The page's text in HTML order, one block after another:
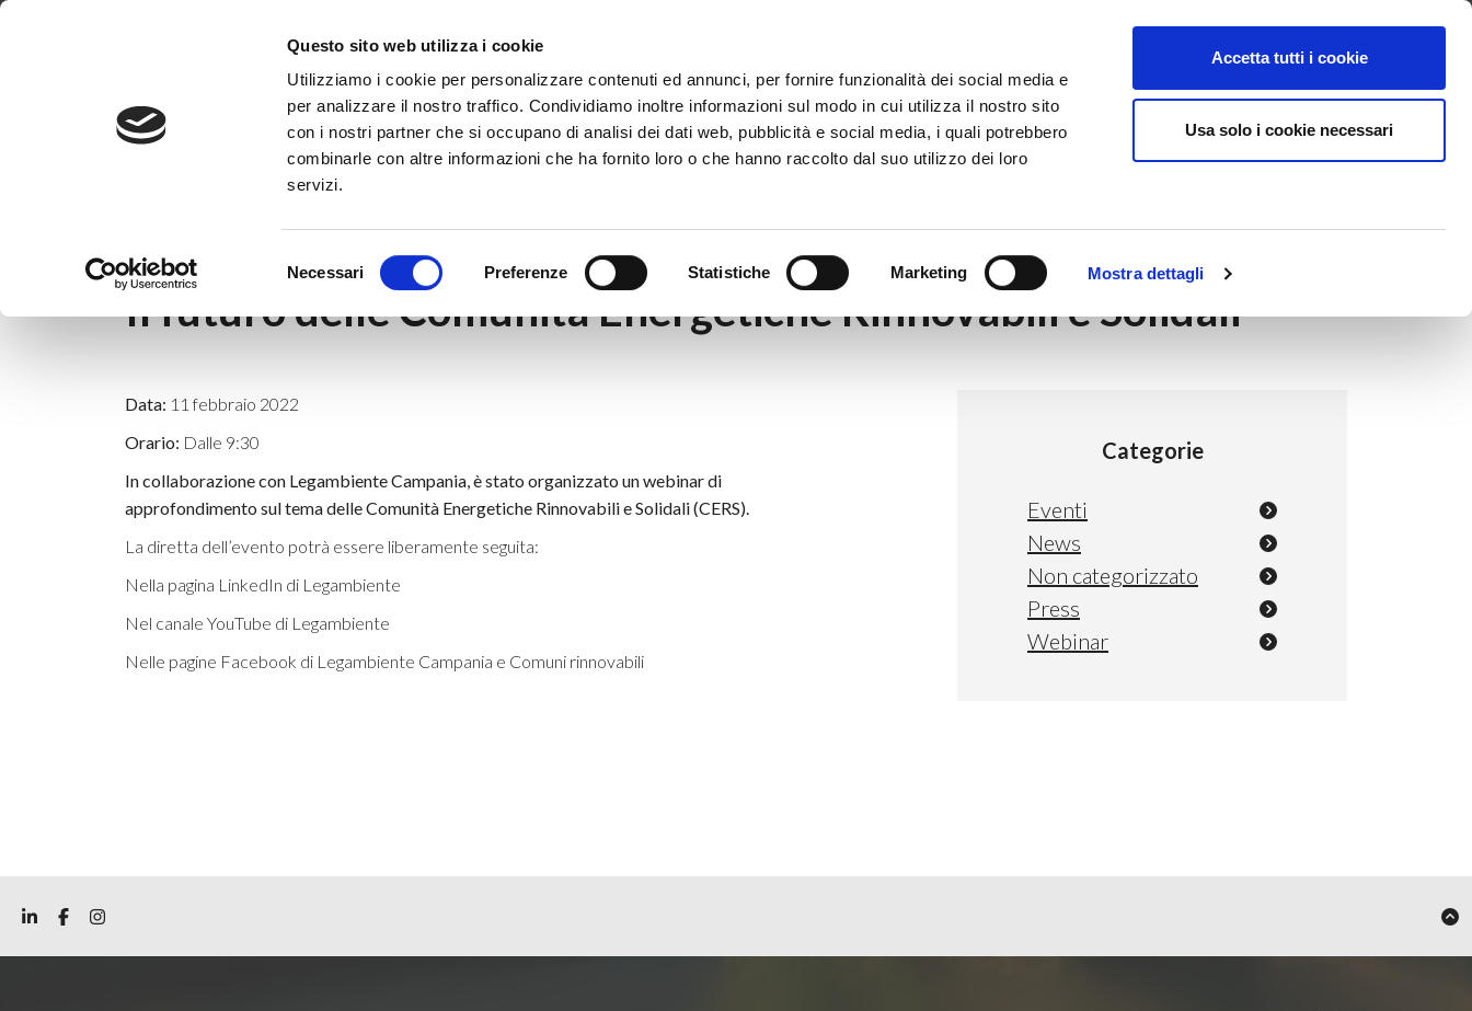
Questo sito web utilizza i cookie
Utilizziamo i cookie per personalizzare contenuti ed annunci, per fornire funzionalità dei social media e
per analizzare il nostro traffico. Condividiamo inoltre informazioni sul modo in cui utilizza il nostro sito
con i nostri partner che si occupano di analisi dei dati web, pubblicità e social media, i quali potrebbero
combinarle con altre informazioni che ha fornito loro o che hanno raccolto dal suo utilizzo dei loro
servizi.
del
Necessari Preferenze Statistiche Marketing Mostra dettagli
Accetta tutti i cookie
Usa solo i cookie necessari
Supporto Apri ticket Scarica l’APP
News & Eventi |
1 febbraio 2022
Il futuro delle Comunità Energetiche Rinnovabili e Solidali
Data: 11 febbraio 2022
Orario: Dalle 9:30
In collaborazione con Legambiente Campania, è stato organizzato un webinar di
approfondimento sul tema delle Comunità Energetiche Rinnovabili e Solidali (CERS).
La diretta dell’evento potrà essere liberamente seguita:
Nella pagina LinkedIn di Legambiente
Nel canale YouTube di Legambiente
Nelle pagine Facebook di Legambiente Campania e Comuni rinnovabili
Categorie
Eventi
News
Non categorizzato
Press
Webinar